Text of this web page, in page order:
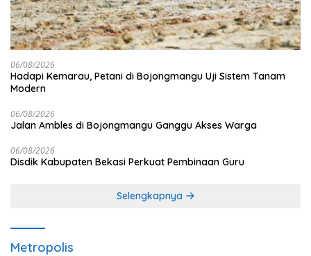
06/08/2026
Hadapi Kemarau, Petani di Bojongmangu Uji Sistem Tanam
Modern
06/08/2026
Jalan Ambles di Bojongmangu Ganggu Akses Warga
06/08/2026
Disdik Kabupaten Bekasi Perkuat Pembinaan Guru
Selengkapnya
Metropolis